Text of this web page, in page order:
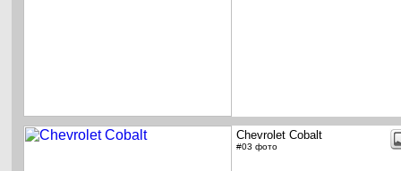
Chevrolet Cobalt
#03 фото